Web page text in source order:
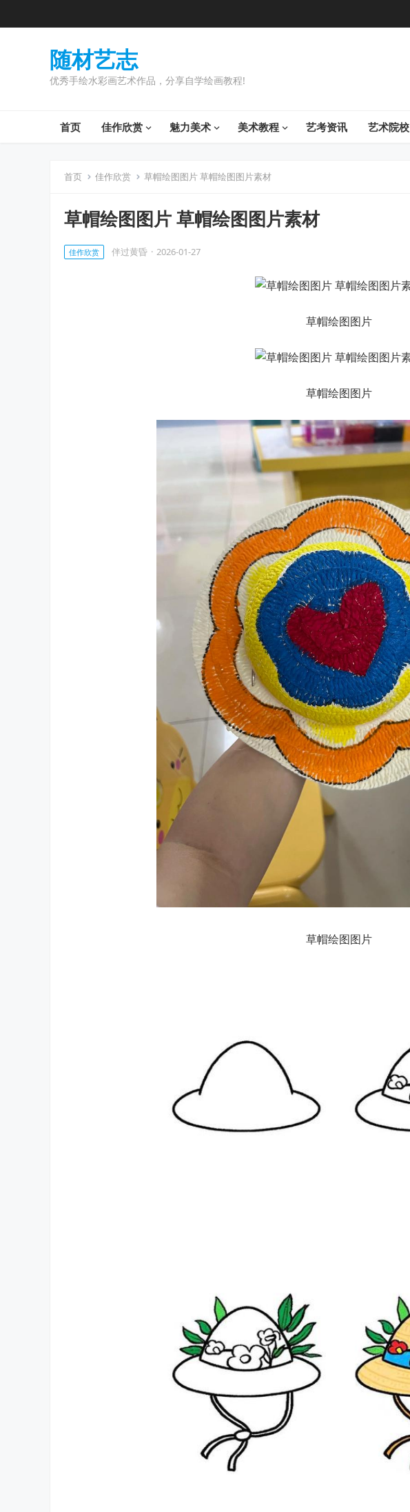
随材艺志
优秀手绘水彩画艺术作品，分享自学绘画教程!
首页 佳作欣赏 魅力美术 美术教程 艺考资讯 艺术院校
首页 佳作欣赏 草帽绘图图片 草帽绘图图片素材
草帽绘图图片 草帽绘图图片素材
佳作欣赏 伴过黄昏 · 2026-01-27
草帽绘图图片
草帽绘图图片
草帽绘图图片